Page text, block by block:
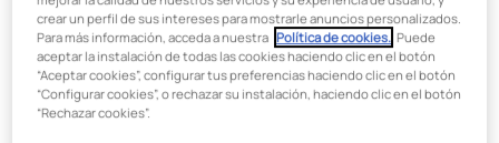
muy demandadas en las empresas del sector industrial y este
doble grado te abrirá un enorme abanico de posibilidades de
desarrollo profesional.
crear un perfil de sus intereses para mostrarle anuncios personalizados.
Para más información, acceda a nuestra Política de cookies. . Puede
aceptar la instalación de todas las cookies haciendo clic en el botón
“Aceptar cookies”, configurar tus preferencias haciendo clic en el botón
“Configurar cookies”, o rechazar su instalación, haciendo clic en el botón
“Rechazar cookies”.